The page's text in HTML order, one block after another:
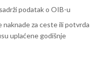
podatak o OIB-u
naknade za ceste ili potvrda
uplaćene godišnje